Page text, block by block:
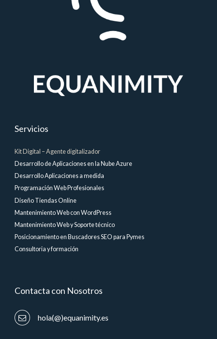
Servicios
Kit Digital – Agente digitalizador
Desarrollo de Aplicaciones en la Nube Azure
Desarrollo Aplicaciones a medida
Programación Web Profesionales
Diseño Tiendas Online
Mantenimiento Web con WordPress
Mantenimiento Web y Soporte técnico
Posicionamiento en Buscadores SEO para Pymes
Consultoria y formación
Contacta con Nosotros
hola(@)equanimity.es